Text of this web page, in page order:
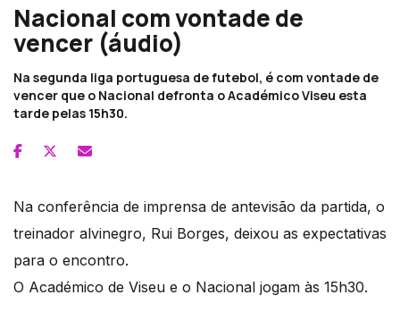
Nacional com vontade de
vencer (áudio)
Na segunda liga portuguesa de futebol, é com vontade de
vencer que o Nacional defronta o Académico Viseu esta
tarde pelas 15h30.
Na conferência de imprensa de antevisão da partida, o
treinador alvinegro, Rui Borges, deixou as expectativas
para o encontro.
O Académico de Viseu e o Nacional jogam às 15h30.